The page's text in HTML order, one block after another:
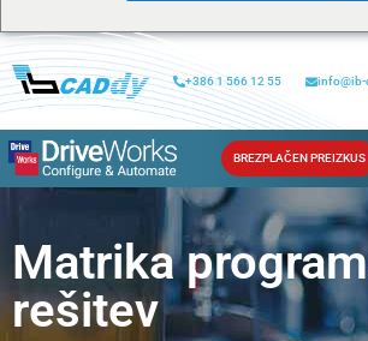
+386 1 566 12 55 info@ib-
BREZPLAČEN PREIZKUS
Matrika
rešitev